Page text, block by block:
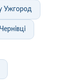
Ужгород